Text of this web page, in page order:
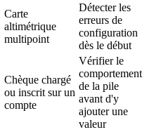
Carte
altimétrique
multipoint
Détecter les
erreurs de
configuration
dès le début
Chèque chargé
ou inscrit sur un
compte
Vérifier le
comportement
de la pile
avant d'y
ajouter une
valeur